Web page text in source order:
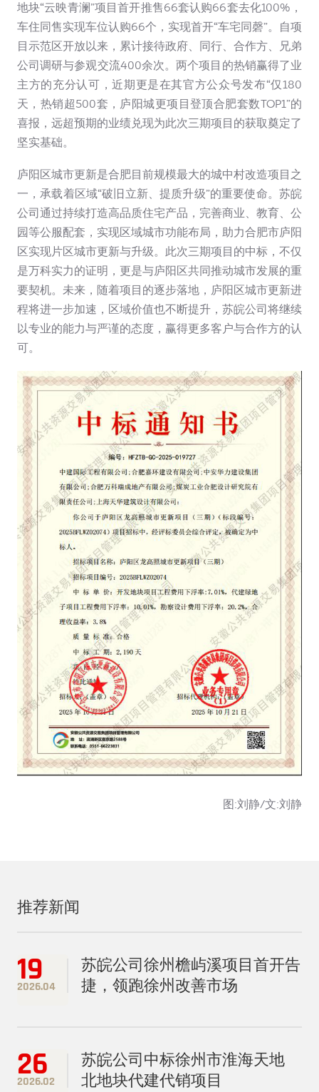
地块“云映青澜”项目首开推售66套认购66套去化100%，
车住同售实现车位认购66个，实现首开“车宅同磬”。自项
目示范区开放以来，累计接待政府、同行、合作方、兄弟
公司调研与参观交流400余次。两个项目的热销赢得了业
主方的充分认可，近期更是在其官方公众号发布“仅180
天，热销超500套，庐阳城更项目登顶合肥套数TOP1”的
喜报，远超预期的业绩兑现为此次三期项目的获取奠定了
坚实基础。
庐阳区城市更新是合肥目前规模最大的城中村改造项目之
一，承载着区域“破旧立新、提质升级”的重要使命。苏皖
公司通过持续打造高品质住宅产品，完善商业、教育、公
园等公服配套，实现区域城市功能布局，助力合肥市庐阳
区实现片区城市更新与升级。此次三期项目的中标，不仅
是万科实力的证明，更是与庐阳区共同推动城市发展的重
要契机。未来，随着项目的逐步落地，庐阳区城市更新进
程将进一步加速，区域价值也不断提升，苏皖公司将继续
以专业的能力与严谨的态度，赢得更多客户与合作方的认
可。
图:刘静/文:刘静
推荐新闻
19
2026.04
苏皖公司徐州檐屿溪项目首开告
捷，领跑徐州改善市场
26
2026.02
苏皖公司中标徐州市淮海天地
北地块代建代销项目